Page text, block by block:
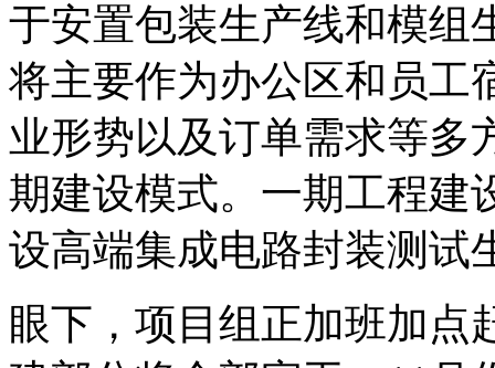
于安置包装生产线和模组
将主要作为办公区和员工
业形势以及订单需求等多
期建设模式。一期工程建
设高端集成电路封装测试
眼下，项目组正加班加点